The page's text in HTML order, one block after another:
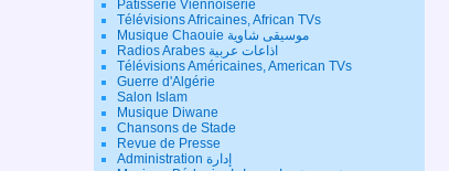
Pâtisserie Viennoiserie
Télévisions Africaines, African TVs
Musique Chaouie موسيقى شاوية
Radios Arabes اذاعات عربية
Télévisions Américaines, American TVs
Guerre d'Algérie
Salon Islam
Musique Diwane
Chansons de Stade
Revue de Presse
Administration إدارة